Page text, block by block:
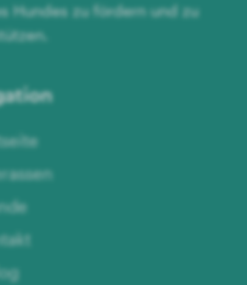
Hundes zu fördern und zu